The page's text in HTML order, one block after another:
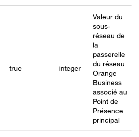
true integer
Valeur du
sous-
réseau de
la
passerelle
du réseau
Orange
Business
associé au
Point de
Présence
principal